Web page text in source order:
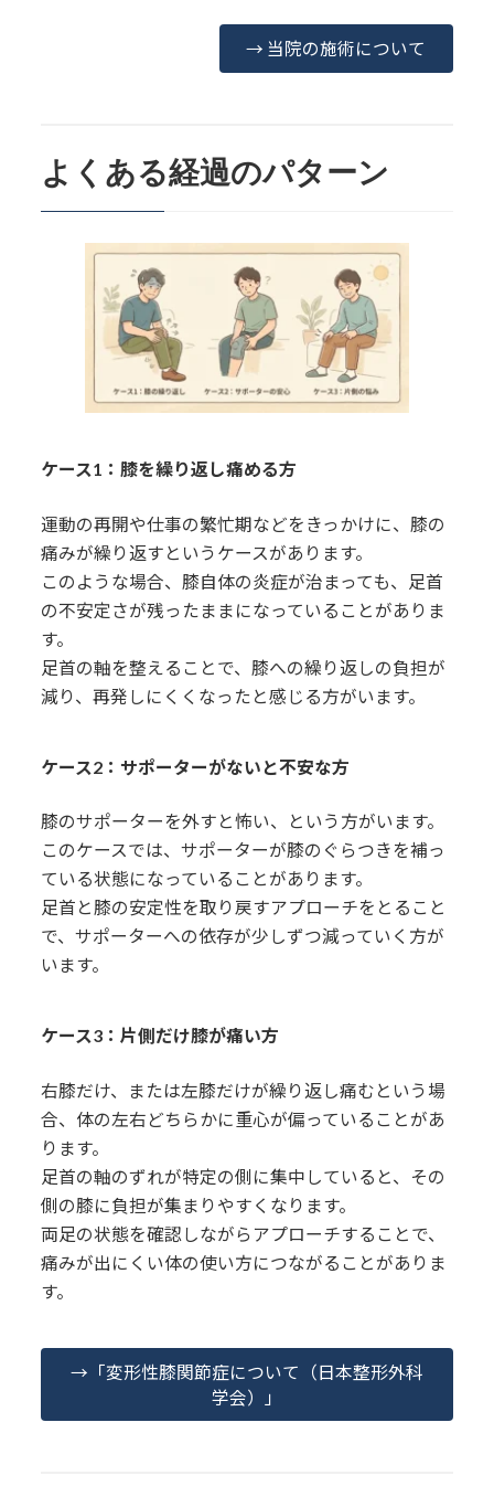
→ 当院の施術について
よくある経過のパターン
ケース1：膝を繰り返し痛める方
運動の再開や仕事の繁忙期などをきっかけに、膝の
痛みが繰り返すというケースがあります。
このような場合、膝自体の炎症が治まっても、足首
の不安定さが残ったままになっていることがありま
す。
足首の軸を整えることで、膝への繰り返しの負担が
減り、再発しにくくなったと感じる方がいます。
ケース2：サポーターがないと不安な方
膝のサポーターを外すと怖い、という方がいます。
このケースでは、サポーターが膝のぐらつきを補っ
ている状態になっていることがあります。
足首と膝の安定性を取り戻すアプローチをとること
で、サポーターへの依存が少しずつ減っていく方が
います。
ケース3：片側だけ膝が痛い方
右膝だけ、または左膝だけが繰り返し痛むという場
合、体の左右どちらかに重心が偏っていることがあ
ります。
足首の軸のずれが特定の側に集中していると、その
側の膝に負担が集まりやすくなります。
両足の状態を確認しながらアプローチすることで、
痛みが出にくい体の使い方につながることがありま
す。
→「変形性膝関節症について（日本整形外科
学会）」